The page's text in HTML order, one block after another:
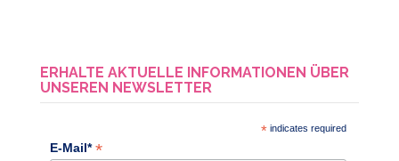
ERHALTE AKTUELLE INFORMATIONEN ÜBER
UNSEREN NEWSLETTER
* indicates required
E-Mail**